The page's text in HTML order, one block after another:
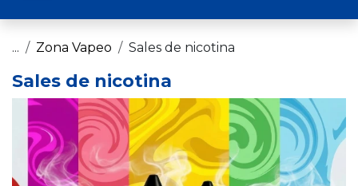
... Zona Vapeo Sales de nicotina
Sales de nicotina